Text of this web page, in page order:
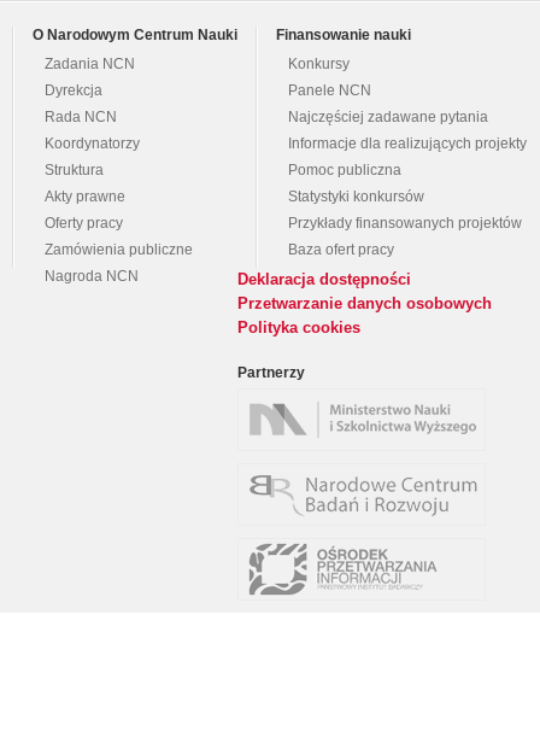
O Narodowym Centrum Nauki
Zadania NCN
Dyrekcja
Rada NCN
Koordynatorzy
Struktura
Akty prawne
Oferty pracy
Zamówienia publiczne
Nagroda NCN
Finansowanie nauki
Konkursy
Panele NCN
Najczęściej zadawane pytania
Informacje dla realizujących projekty
Pomoc publiczna
Statystyki konkursów
Przykłady finansowanych projektów
Baza ofert pracy
Deklaracja dostępności
Przetwarzanie danych osobowych
Polityka cookies
Partnerzy